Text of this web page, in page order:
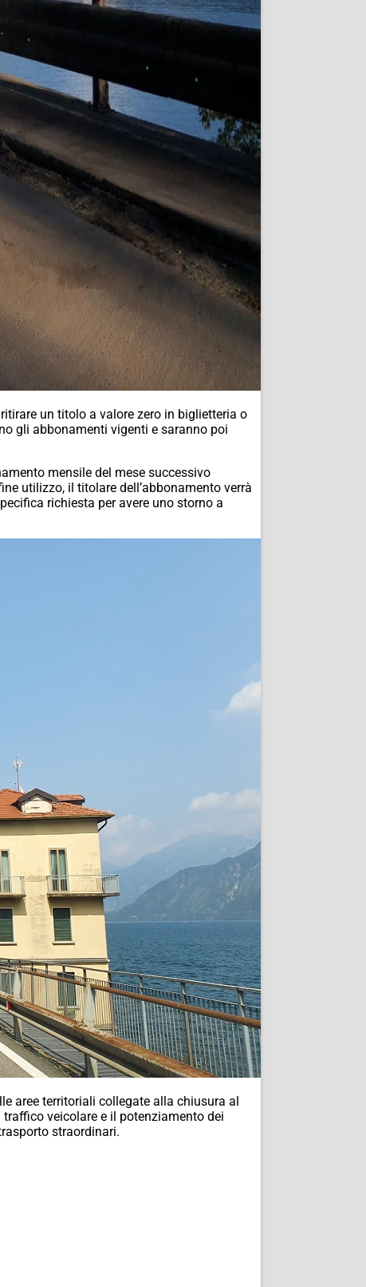
un titolo a valore zero in biglietteria o
gli abbonamenti vigenti e saranno poi
mensile del mese successivo
utilizzo, il titolare dell’abbonamento verrà
richiesta per avere uno storno a
aree territoriali collegate alla chiusura al
veicolare e il potenziamento dei
straordinari.